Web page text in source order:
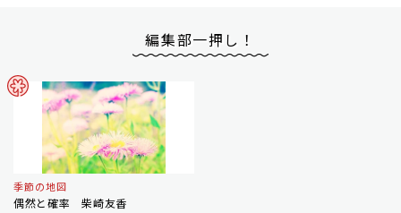
編集部一押し！
季節の地図
偶然と確率 柴崎友香